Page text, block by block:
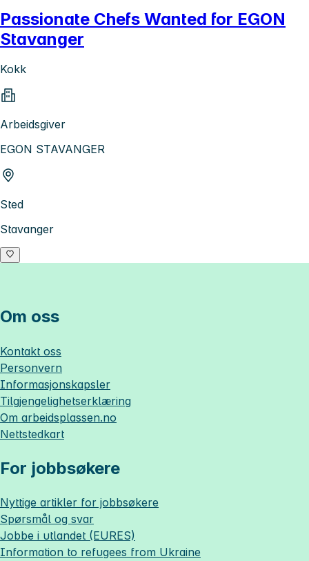
Passionate Chefs Wanted for EGON
Stavanger
Kokk
Arbeidsgiver
EGON STAVANGER
Sted
Stavanger
Om oss
Kontakt oss
Personvern
Informasjonskapsler
Tilgjengelighetserklæring
Om arbeidsplassen.no
Nettstedkart
For jobbsøkere
Nyttige artikler for jobbsøkere
Spørsmål og svar
Jobbe i utlandet (EURES)
Information to refugees from Ukraine